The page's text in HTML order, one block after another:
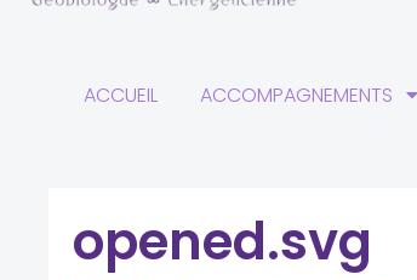
ACCUEIL ACCOMPAGNEMENTS
opened.svg